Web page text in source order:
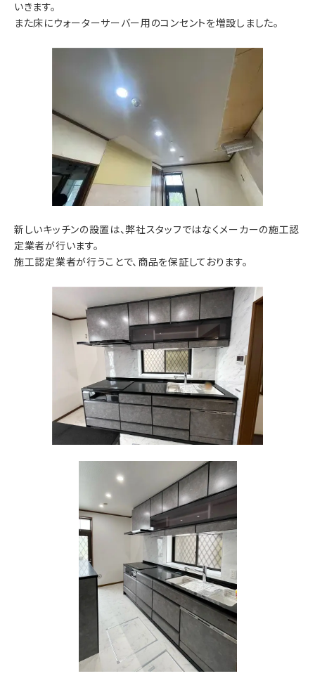
いきます。
また床にウォーターサーバー用のコンセントを増設しました。
新しいキッチンの設置は、弊社スタッフではなくメーカーの施工認
定業者が行います。
施工認定業者が行うことで、商品を保証しております。